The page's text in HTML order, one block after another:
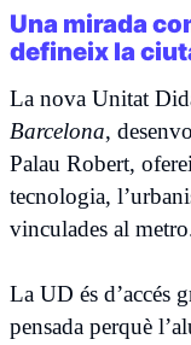
Una mirada
defineix la
La nova Unitat
Barcelona,
Palau Robert,
tecnologia,
vinculades al
La UD és d’accés
pensada perquè